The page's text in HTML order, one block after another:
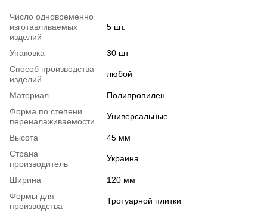
Число одновременно
изготавливаемых
изделий
5 шт.
Упаковка
30 шт
Способ производства
изделий
любой
Материал
Полипропилен
Форма по степени
переналаживаемости
Универсальные
Высота
45 мм
Страна
производитель
Украина
Ширина
120 мм
Формы для
производства
Тротуарной плитки